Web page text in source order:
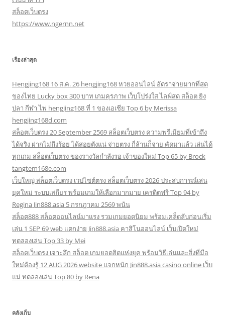
สล็อตเว็บตรง
https://www.ngernn.net
เรื่องล่าสุด
Hengjing168 16 ส.ค. 26 hengjing168 หวยออนไลน์ อัตราจ่ายมากที่สุด
ของไทย Lucky box 300 บาท เกมคุรภาพ เว็บโปร่งใส ไลฟ์สด สล็อต ยิง
ปลา กีฬา ไพ่ hengjing168 ที่ 1 ของเอเชีย Top 6 by Merissa
hengjing168d.com
สล็อตเว็บตรง 20 September 2569 สล็อตเว็บตรง ความพรีเมียมที่เข้าถึง
ได้จริง ฝากไม่ถึงร้อย ได้สอยตังแน่ จ่ายตรง กี่ล้านก็จ่าย คัดมาแล้ว เล่นได้
ทุกเกม สล็อตเว็บตรง ของรางวัลกำลังรอ เจ้าของใหม่ Top 65 by Brock
tangtem168e.com
เว็บใหญ่ สล็อตเว็บตรง เวปไซต์ตรง สล็อตเว็บตรง 2026 ประสบการณ์เล่น
ยุคใหม่ ระบบเสถียร พร้อมเกมให้เลือกมากมาย เครดิตฟรี Top 94 by
Regina Jin888.asia 5 กรกฎาคม 2569 พนัน
สล็อต888 สล็อตออนไลน์มาแรง รวมเกมยอดนิยม พร้อมเคล็ดลับก่อนเริ่ม
เล่น 1 SEP 69 web แตกง่าย Jin888.asia คาสิโนออนไลน์ เว็บเปิดใหม่
ทดลองเล่น Top 33 by Mei
สล็อตเว็บตรง เจาะลึก สล็อต เกมยอดฮิตแห่งยุค พร้อมวิธีเล่นและสิ่งที่มือ
ใหม่ต้องรู้ 12 AUG 2026 website แจกหนัก Jin888.asia casino online เว็บ
แม่ ทดลองเล่น Top 80 by Rena
คลังเก็บ